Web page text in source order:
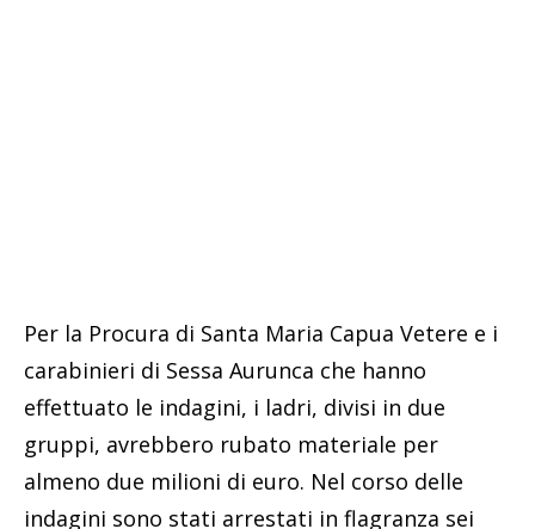
Per la Procura di Santa Maria Capua Vetere e i
carabinieri di Sessa Aurunca che hanno
effettuato le indagini, i ladri, divisi in due
gruppi, avrebbero rubato materiale per
almeno due milioni di euro. Nel corso delle
indagini sono stati arrestati in flagranza sei